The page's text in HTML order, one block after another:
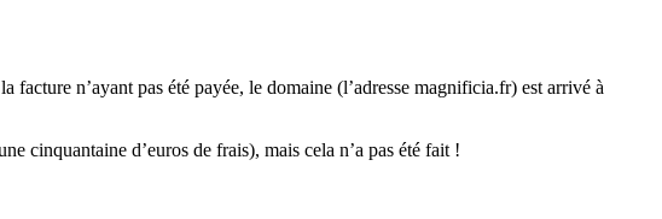
n’ayant pas été payée, le domaine (l’adresse magnificia.fr) est arrivé à
cinquantaine d’euros de frais), mais cela n’a pas été fait !